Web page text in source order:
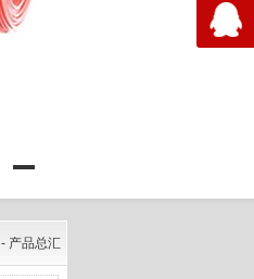
- 产品总汇